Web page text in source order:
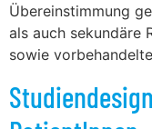
Übereinstimmung
als auch sekundäre
sowie